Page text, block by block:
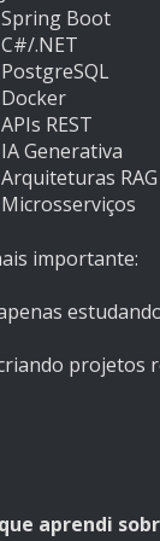
Spring Boot
C#/.NET
PostgreSQL
Docker
APIs REST
IA Generativa
Arquiteturas RAG
Microsserviços
importante:
projetos
aprendi